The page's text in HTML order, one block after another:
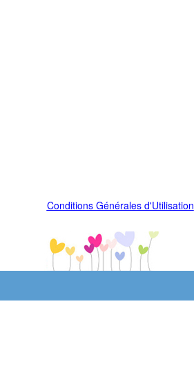
Conditions Générales d'Utilisation